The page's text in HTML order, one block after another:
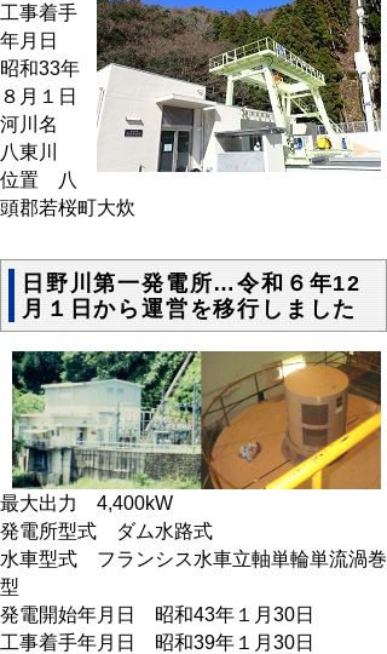
工事着手
年月日
昭和33年
８月１日
河川名
八東川
位置 八
頭郡若桜町大炊
日野川第一発電所…令和６年12
月１日から運営を移行しました
最大出力 4,400kW
発電所型式 ダム水路式
水車型式 フランシス水車立軸単輪単流渦巻
型
発電開始年月日 昭和43年１月30日
工事着手年月日 昭和39年１月30日